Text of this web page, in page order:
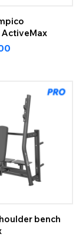
bench